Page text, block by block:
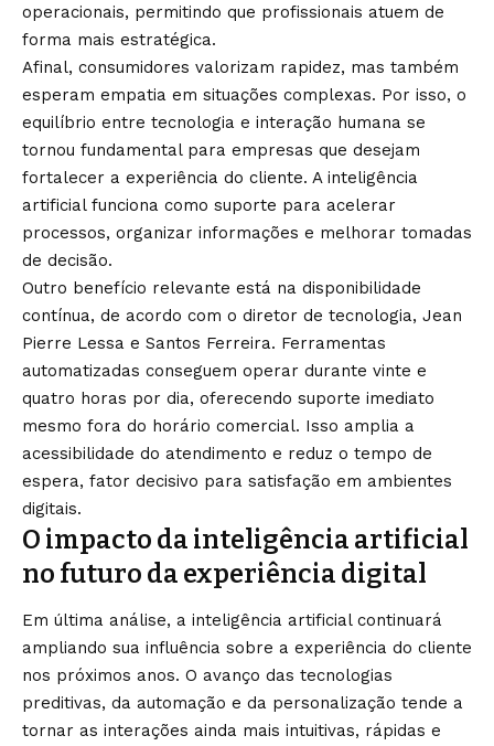
operacionais, permitindo que profissionais atuem de
forma mais estratégica.
Afinal, consumidores valorizam rapidez, mas também
esperam empatia em situações complexas. Por isso, o
equilíbrio entre tecnologia e interação humana se
tornou fundamental para empresas que desejam
fortalecer a experiência do cliente. A inteligência
artificial funciona como suporte para acelerar
processos, organizar informações e melhorar tomadas
de decisão.
Outro benefício relevante está na disponibilidade
contínua, de acordo com o diretor de tecnologia, Jean
Pierre Lessa e Santos Ferreira. Ferramentas
automatizadas conseguem operar durante vinte e
quatro horas por dia, oferecendo suporte imediato
mesmo fora do horário comercial. Isso amplia a
acessibilidade do atendimento e reduz o tempo de
espera, fator decisivo para satisfação em ambientes
digitais.
O impacto da inteligência artificial
no futuro da experiência digital
Em última análise, a inteligência artificial continuará
ampliando sua influência sobre a experiência do cliente
nos próximos anos. O avanço das tecnologias
preditivas, da automação e da personalização tende a
tornar as interações ainda mais intuitivas, rápidas e